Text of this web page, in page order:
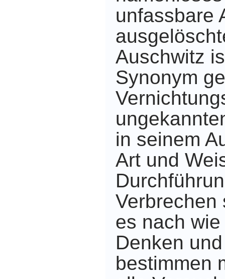
unfassbare
Auschwitz
Synonym
in seinem
Art und
Verbrechen
es nach
Denken
bestimmen